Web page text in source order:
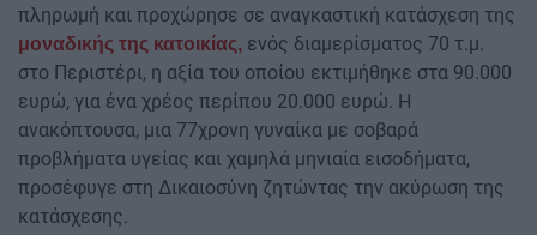
πληρωμή και προχώρησε σε αναγκαστική κατάσχεση της
μοναδικής της κατοικίας, ενός διαμερίσματος 70 τ.μ.
στο Περιστέρι, η αξία του οποίου εκτιμήθηκε στα 90.000
ευρώ, για ένα χρέος περίπου 20.000 ευρώ. Η
ανακόπτουσα, μια 77χρονη γυναίκα με σοβαρά
προβλήματα υγείας και χαμηλά μηνιαία εισοδήματα,
προσέφυγε στη Δικαιοσύνη ζητώντας την ακύρωση της
κατάσχεσης.